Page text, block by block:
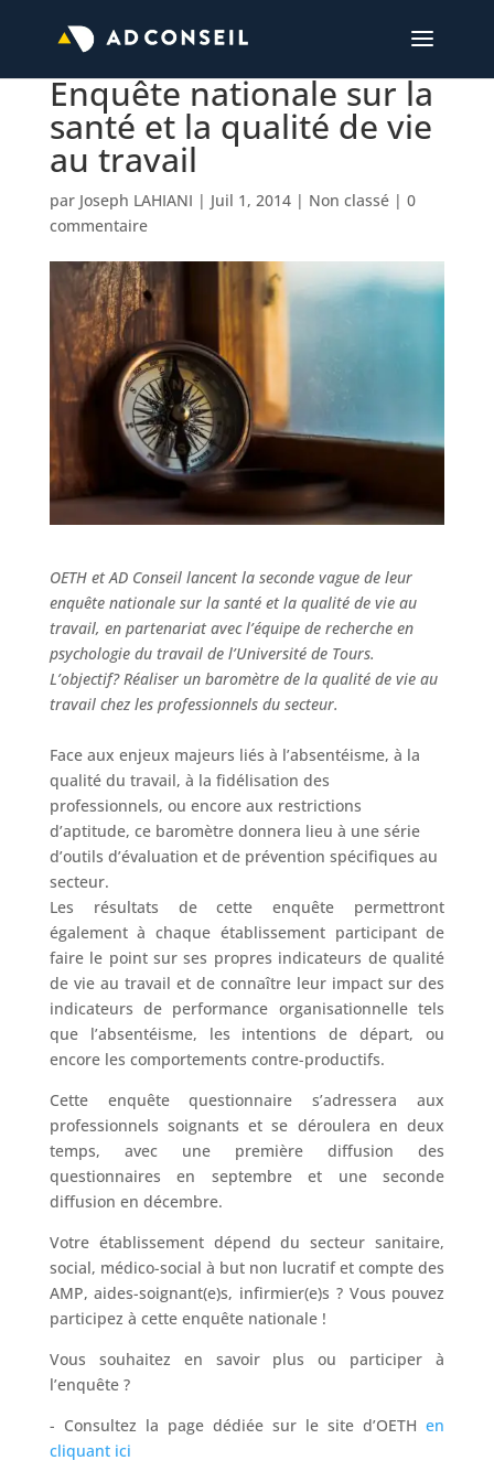
Enquête nationale sur la
santé et la qualité de vie
au travail
par Joseph LAHIANI | Juil 1, 2014| Non classé| 0
commentaire
OETH et AD Conseil lancent la seconde vague de leur
enquête nationale sur la santé et la qualité de vie au
travail, en partenariat avec l’équipe de recherche en
psychologie du travail de l’Université de Tours.
L’objectif? Réaliser un baromètre de la qualité de vie au
travail chez les professionnels du secteur.
Face aux enjeux majeurs liés à l’absentéisme, à la
qualité du travail, à la fidélisation des
professionnels, ou encore aux restrictions
d’aptitude, ce baromètre donnera lieu à une série
d’outils d’évaluation et de prévention spécifiques au
secteur.
Les résultats de cette enquête permettront
également à chaque établissement participant de
faire le point sur ses propres indicateurs de qualité
de vie au travail et de connaître leur impact sur des
indicateurs de performance organisationnelle tels
que l’absentéisme, les intentions de départ, ou
encore les comportements contre-productifs.
Cette enquête questionnaire s’adressera aux
professionnels soignants et se déroulera en deux
temps, avec une première diffusion des
questionnaires en septembre et une seconde
diffusion en décembre.
Votre établissement dépend du secteur sanitaire,
social, médico-social à but non lucratif et compte des
AMP, aides-soignant(e)s, infirmier(e)s ? Vous pouvez
participez à cette enquête nationale !
Vous souhaitez en savoir plus ou participer à
l’enquête ?
- Consultez la page dédiée sur le site d’OETHen
cliquant ici